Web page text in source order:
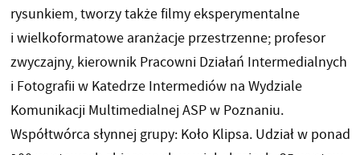
rysunkiem, tworzy także filmy eksperymentalne
i wielkoformatowe aranżacje przestrzenne; profesor
zwyczajny, kierownik Pracowni Działań Intermedialnych
i Fotografii w Katedrze Intermediów na Wydziale
Komunikacji Multimedialnej ASP w Poznaniu.
Współtwórca słynnej grupy: Koło Klipsa. Udział w ponad